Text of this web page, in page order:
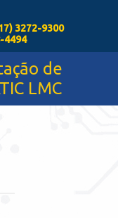
3272-9300
4494
de
LMC